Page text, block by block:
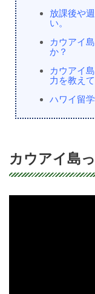
放課後や
い。
カウアイ
か？
カウアイ
力を教えて
ハワイ留
カウアイ島